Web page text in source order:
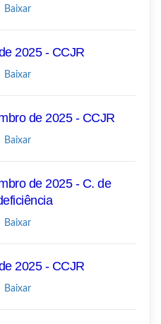
Baixar
2025 - CCJR
Baixar
de 2025 - CCJR
Baixar
de 2025 - C. de
Baixar
2025 - CCJR
Baixar